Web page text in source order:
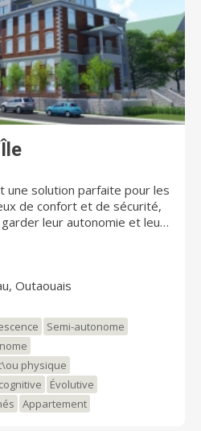
une solution parfaite pour les
de confort et de sécurité,
leur autonomie et leur
offrons des repas et de
et de divertissement
et la tranquillité de nos
exceptionnelle et son
à la porte, la Résidence
des Galeries de Hull,
ainsi que du
particulière aux besoins et
résidents et des
familiales. En tout
que votre intimité et votre
Outaouais
Semi-autonome
physique
Évolutive
Appartement